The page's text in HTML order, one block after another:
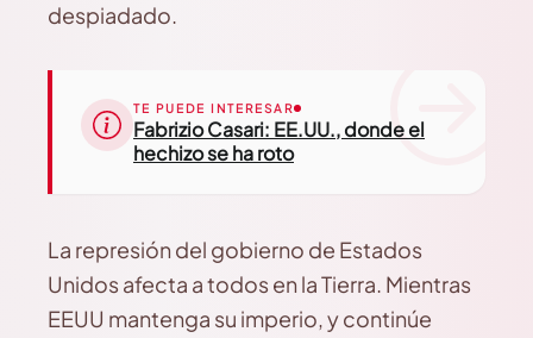
despiadado.
TE PUEDE INTERESAR
Fabrizio Casari: EE.UU., donde el
hechizo se ha roto
La represión del gobierno de Estados
Unidos afecta a todos en la Tierra. Mientras
EEUU mantenga su imperio, y continúe